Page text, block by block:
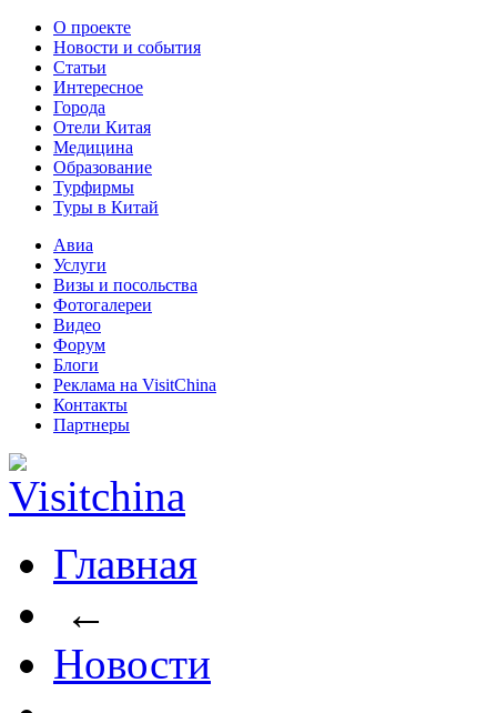
О проекте
Новости и события
Статьи
Интересное
Города
Отели Китая
Медицина
Образование
Турфирмы
Туры в Китай
Авиа
Услуги
Визы и посольства
Фотогалереи
Видео
Форум
Блоги
Реклама на VisitChina
Контакты
Партнеры
Главная
←
Новости